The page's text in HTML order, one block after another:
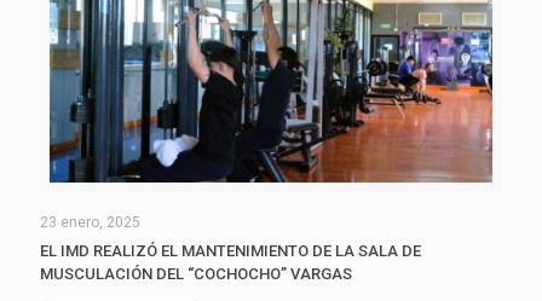
23 enero, 2025
EL IMD REALIZÓ EL MANTENIMIENTO DE LA SALA DE
MUSCULACIÓN DEL “COCHOCHO” VARGAS